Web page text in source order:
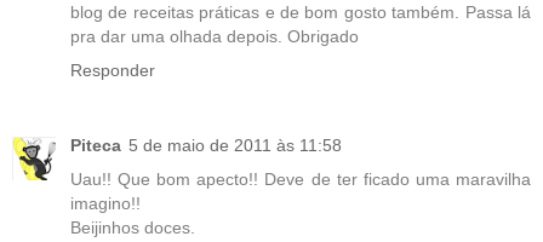
blog de receitas práticas e de bom gosto também. Passa lá
pra dar uma olhada depois. Obrigado
Responder
Piteca 5 de maio de 2011 às 11:58
Uau!! Que bom apecto!! Deve de ter ficado uma maravilha
imagino!!
Beijinhos doces.